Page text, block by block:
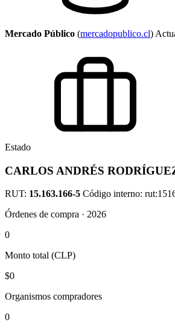
Mercado Público (mercadopublico.cl)
Estado
CARLOS ANDRÉS
RUT: 15.163.166-5 Código interno:
Órdenes de compra · 2026
0
Monto total (CLP)
$0
Organismos compradores
0